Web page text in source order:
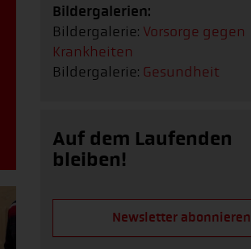
Bildergalerien:
Bildergalerie: Vorsorge gegen
Krankheiten
Bildergalerie: Gesundheit
Auf dem Laufenden
bleiben!
Newsletter abonnieren